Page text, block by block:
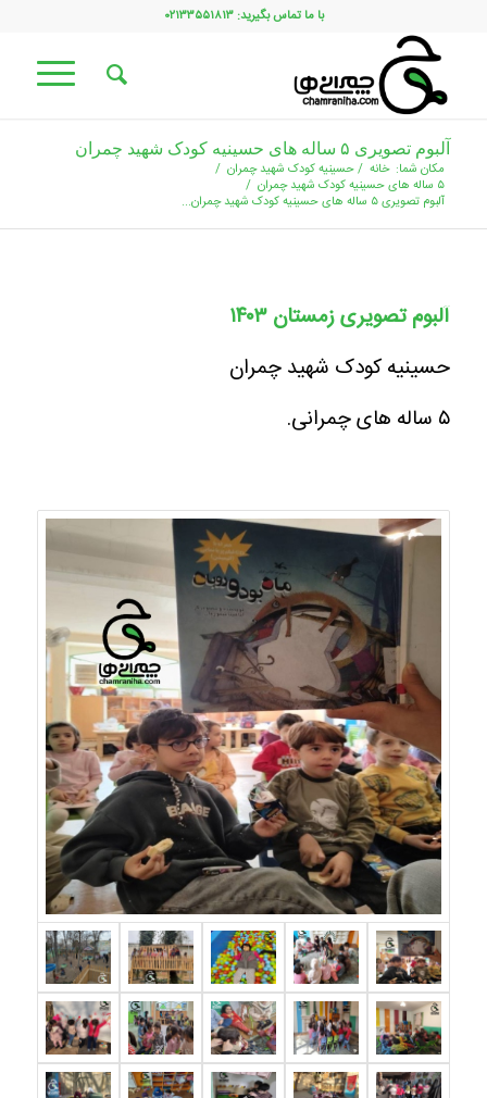
با ما تماس بگیرید: ۰۲۱۳۳۵۵۱۸۱۳
آلبوم تصویری ۵ ساله های حسینیه کودک شهید چمران
مکان شما: خانه /حسینیه کودک شهید چمران /
۵ ساله های حسینیه کودک شهید چمران
/
آلبوم تصویری ۵ ساله های حسینیه کودک شهید چمران...
آلبوم تصویری زمستان ۱۴۰۳
حسینیه کودک شهید چمران
۵ ساله های چمرانی.